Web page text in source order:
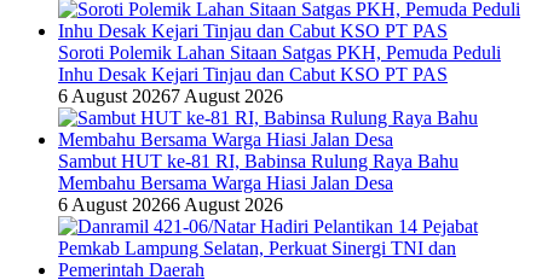
Soroti Polemik Lahan Sitaan Satgas PKH, Pemuda Peduli
Inhu Desak Kejari Tinjau dan Cabut KSO PT PAS
6 August 20267 August 2026
Sambut HUT ke-81 RI, Babinsa Rulung Raya Bahu
Membahu Bersama Warga Hiasi Jalan Desa
6 August 20266 August 2026